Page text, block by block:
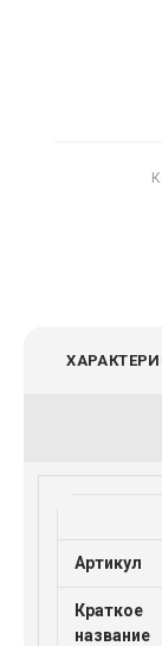
Артикул
Краткое
название